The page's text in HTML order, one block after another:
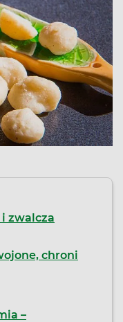
zwalcza
chroni
–